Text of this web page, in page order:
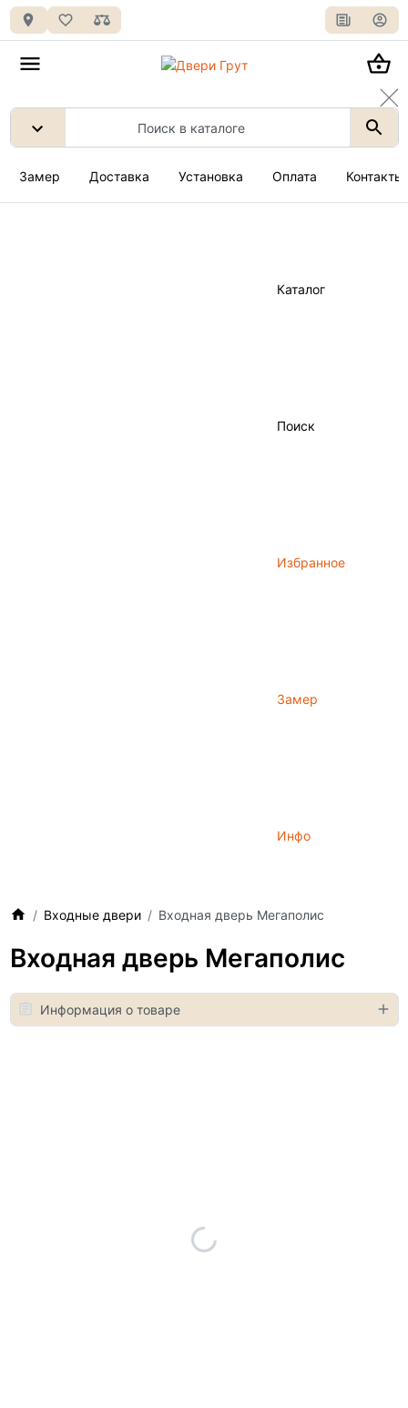
Замер Доставка Установка Оплата Контакты
Каталог
Поиск
Избранное
Замер
Инфо
Входные двери Входная дверь Мегаполис
Входная дверь Мегаполис
Информация о товаре